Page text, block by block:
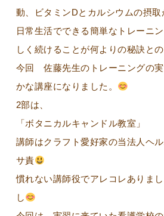
動、ビタミンDとカルシウムの摂取
日常生活でできる簡単なトレーニ
しく続けることが何よりの秘訣と
今回 佐藤先生のトレーニングの
かな講座になりました。
2部は、
「ボタニカルキャンドル教室」
講師はクラフト愛好家の当法人ヘ
サ責
慣れない講師役でアレコレありま
し